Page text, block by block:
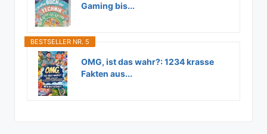
Gaming bis...
BESTSELLER NR. 5
OMG, ist das wahr?: 1234 krasse
Fakten aus...